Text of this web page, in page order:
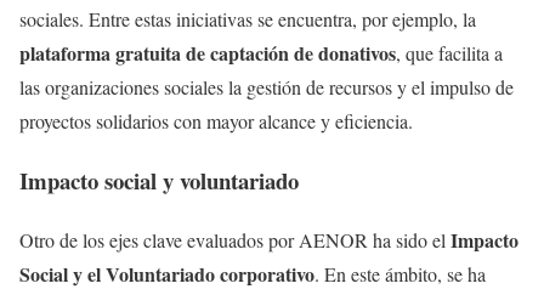
sociales. Entre estas iniciativas se encuentra, por ejemplo, la
plataforma gratuita de captación de donativos, que facilita a
las organizaciones sociales la gestión de recursos y el impulso de
proyectos solidarios con mayor alcance y eficiencia.
Impacto social y voluntariado
Otro de los ejes clave evaluados por AENOR ha sido el Impacto
Social y el Voluntariado corporativo. En este ámbito, se ha